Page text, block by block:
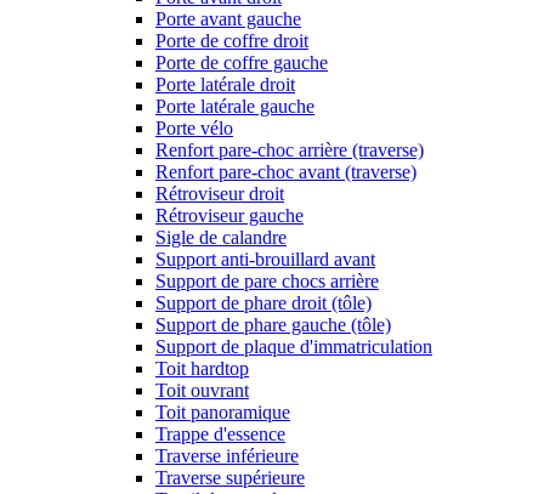
Porte avant gauche
Porte de coffre droit
Porte de coffre gauche
Porte latérale droit
Porte latérale gauche
Porte vélo
Renfort pare-choc arrière (traverse)
Renfort pare-choc avant (traverse)
Rétroviseur droit
Rétroviseur gauche
Sigle de calandre
Support anti-brouillard avant
Support de pare chocs arrière
Support de phare droit (tôle)
Support de phare gauche (tôle)
Support de plaque d'immatriculation
Toit hardtop
Toit ouvrant
Toit panoramique
Trappe d'essence
Traverse inférieure
Traverse supérieure